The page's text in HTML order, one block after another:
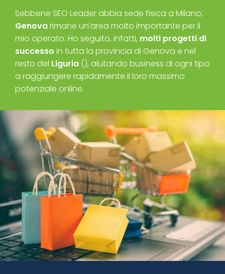
Sebbene SEO Leader abbia sede fisica a Milano,
Genovarimane un’area molto importante per il
mio operato. Ho seguito, infatti, molti progetti di
successo in tutta la provincia di Genova e nel
resto del Liguria (), aiutando business di ogni tipo
a raggiungere rapidamente il loro massimo
potenziale online.